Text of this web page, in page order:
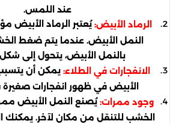
عند اللمس.
الرماد الأبيض:يُعتبر الرماد الأبيض
النمل الأبيض. عندما يتم ضغط
بالنمل الأبيض، يتحول إلى
الانفجارات في الطلاء: يمكن أن
الأبيض في ظهور انفجارات صغيرة
وجود ممرات:يُصنع النمل الأبيض
الخشب للتنقل من مكان لآخر. يمكنك